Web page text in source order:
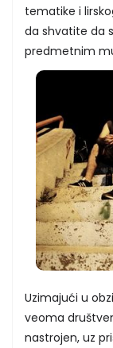
tematike i
da shvatite da
predmetnim
Uzimajući u
veoma
nastrojen, uz